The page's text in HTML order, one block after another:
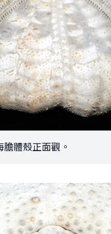
膽體殼正面觀。